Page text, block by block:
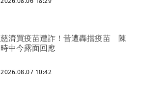
慈濟買疫苗遭詐！昔遭轟擋疫苗 陳
時中今露面回應
2026.08.07 10:42